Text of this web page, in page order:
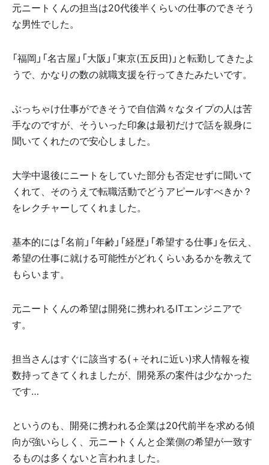
元ニートくんの担当は20代後半くらいの仕事のできそう
な男性でした。
「福岡」「名古屋」「大阪」「東京(五反田)」と転勤してきたよ
うで、かなりの数の就職支援を行ってきたみたいです。
ぶっちゃけ仕事ができそうで自信満々なタイプの人は苦
手なのですが、そういった印象は最初だけで話を親身に
聞いてくれたので安心しました。
大学中退後にニートをしていた部分も否定せずに聞いて
くれて、そのうえで転職活動でどうアピールすべきか？
をレクチャーしてくれました。
基本的には「名前」「年齢」「経歴」「希望する仕事」を伝え、
希望の仕事に就ける可能性がどれくらいあるかを教えて
もらいます。
元ニートくんの希望は開発に携われるITエンジニアで
す。
担当さんはすぐに該当する(＋それに近い)求人情報を複
数持ってきてくれましたが、開発系の案件は少なかった
です…
というのも、開発に携われる企業は20代前半を求める傾
向が強いらしく、元ニートくんと企業側の希望が一致す
るものは多くないと言われました。